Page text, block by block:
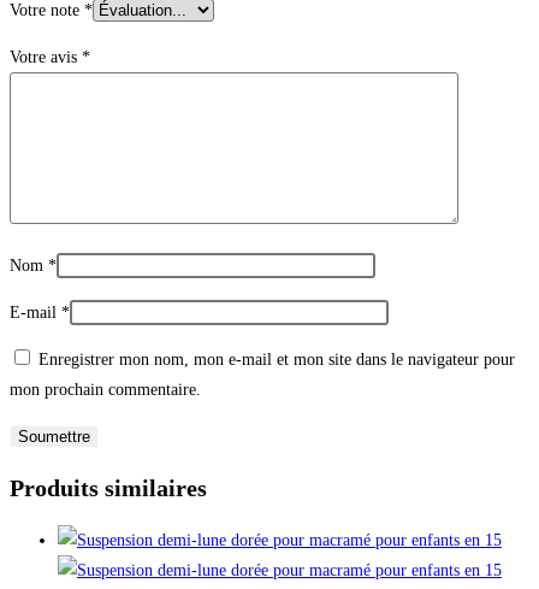
Votre note *
Votre avis *
Nom *
E-mail *
Enregistrer mon nom, mon e-mail et mon site dans le navigateur pour
mon prochain commentaire.
Produits similaires